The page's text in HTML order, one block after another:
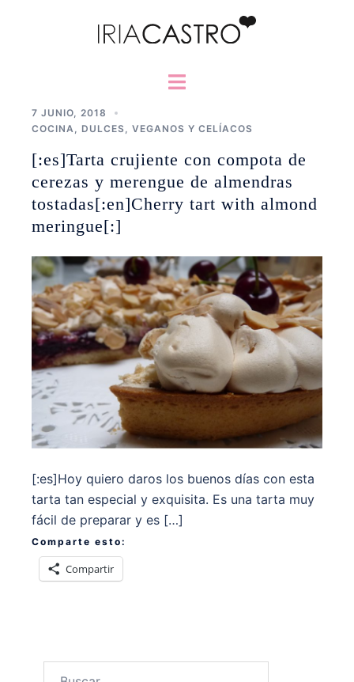
Alternar
7 JUNIO, 2018
COCINA
DULCES VEGANOS Y CELÍACOS
[:es]Tarta crujiente con compota de
cerezas y merengue de almendras
tostadas[:en]Cherry tart with almond
meringue[:]
[:es]Hoy quiero daros los buenos días con esta
tarta tan especial y exquisita. Es una tarta muy
fácil de preparar y es […]
Comparte esto:
Compartir